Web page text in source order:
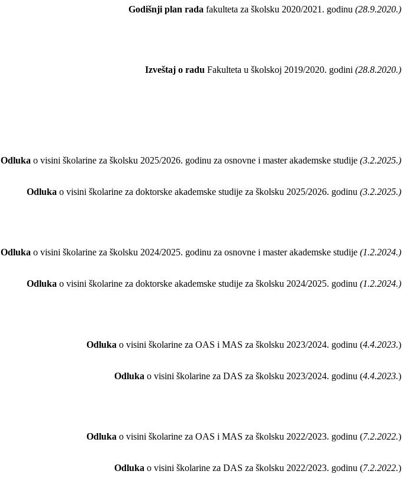
Godišnji plan rada fakulteta za školsku 2020/2021. godinu (28.9.2020.)
Izveštaj o radu Fakulteta u školskoj 2019/2020. godini (28.8.2020.)
Odluka o visini školarine za školsku 2025/2026. godinu za osnovne i master akademske studije (3.2.2025.)
Odluka o visini školarine za doktorske akademske studije za školsku 2025/2026. godinu (3.2.2025.)
Odluka o visini školarine za školsku 2024/2025. godinu za osnovne i master akademske studije (1.2.2024.)
Odluka o visini školarine za doktorske akademske studije za školsku 2024/2025. godinu (1.2.2024.)
Odluka o visini školarine za OAS i MAS za školsku 2023/2024. godinu (4.4.2023.)
Odluka o visini školarine za DAS za školsku 2023/2024. godinu (4.4.2023.)
Odluka o visini školarine za OAS i MAS za školsku 2022/2023. godinu (7.2.2022.)
Odluka o visini školarine za DAS za školsku 2022/2023. godinu (7.2.2022.)